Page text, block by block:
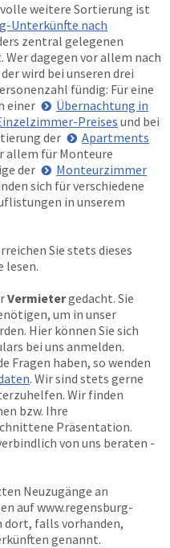
weitere Sortierung ist
Unterkünfte nach
zentral gelegenen
dagegen vor allem nach
wird bei unseren drei
fündig: Für eine
einer
Übernachtung in
Preises und bei
der
Apartments
allem für Monteure
der
Monteurzimmer
sich für verschiedene
in unserem
Sie stets dieses
lesen.
Vermietergedacht. Sie
um in unser
Hier können Sie sich
bei uns anmelden.
Fragen haben, so wenden
. Wir sind stets gerne
Wir finden
bzw. Ihre
Präsentation.
von uns beraten -
Neuzugänge an
aufwww.regensburg-
dort, falls vorhanden,
genannt.